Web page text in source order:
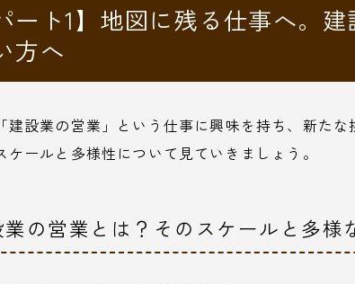
ート1】地図に残る仕事へ。
方へ
建設業の営業」という仕事に興味を持ち、新た
ケールと多様性について見ていきましょう。
業の営業とは？そのスケールと多様